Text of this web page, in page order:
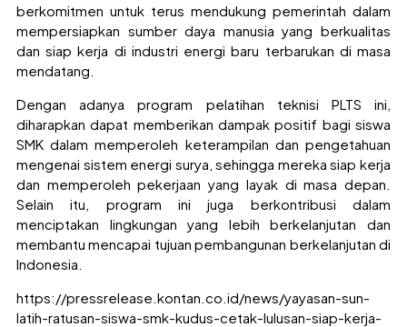
berkomitmen untuk terus mendukung pemerintah dalam
mempersiapkan sumber daya manusia yang berkualitas
dan siap kerja di industri energi baru terbarukan di masa
mendatang.
Dengan adanya program pelatihan teknisi PLTS ini,
diharapkan dapat memberikan dampak positif bagi siswa
SMK dalam memperoleh keterampilan dan pengetahuan
mengenai sistem energi surya, sehingga mereka siap kerja
dan memperoleh pekerjaan yang layak di masa depan.
Selain itu, program ini juga berkontribusi dalam
menciptakan lingkungan yang lebih berkelanjutan dan
membantu mencapai tujuan pembangunan berkelanjutan di
Indonesia.
https://pressrelease.kontan.co.id/news/yayasan-sun-
latih-ratusan-siswa-smk-kudus-cetak-lulusan-siap-kerja-